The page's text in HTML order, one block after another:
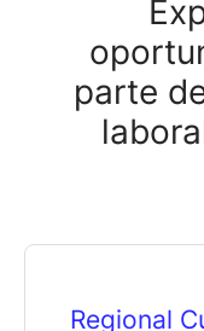
parte
Regional